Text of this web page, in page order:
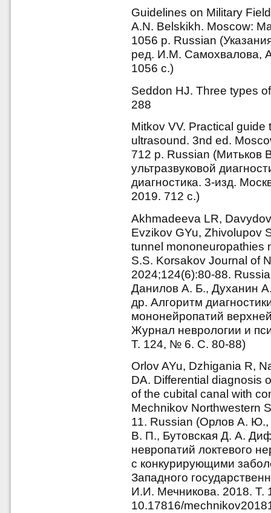
Guidelines on Military
A.N. Belskikh. Moscow:
1056 p. Russian
ред. И.М. Самохвалова,
1056 с.)
Seddon HJ. Three types
288
Mitkov VV. Practical
ultrasound. 3nd ed.
712 p. Russian (Митьков
ультразвуковой
диагностика. 3-изд.
2019. 712 с.)
Akhmadeeva LR,
Evzikov GYu, Zhivolupov
tunnel mononeuropathies
S.S. Korsakov Journal of
2024;124(6):80-88.
Данилов А. Б., Духанин
др. Алгоритм
мононейропатий
Журнал неврологии и
Т. 124, № 6. С. 80-88)
Orlov AYu, Dzhigania R,
DA. Differential diagnosis
of the cubital canal with
Mechnikov Northwestern
11. Russian (Орлов А.
В. П., Бутовская Д. А.
невропатий локтевого
с конкурирующими
Западного
И.И. Мечникова. 2018. Т.
10.17816/